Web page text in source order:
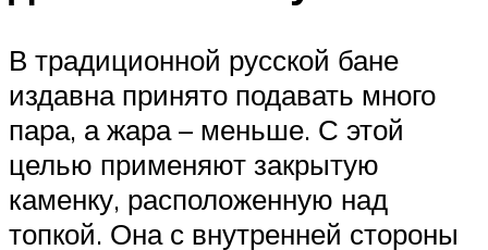
В традиционной русской бане
издавна принято подавать много
пара, а жара – меньше. С этой
целью применяют закрытую
каменку, расположенную над
топкой. Она с внутренней стороны